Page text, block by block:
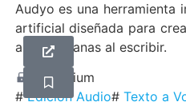
Audyo es una herramienta
artificial diseñada para
a las humanas al escribir.
Freemium
#Edición Audio# Texto a